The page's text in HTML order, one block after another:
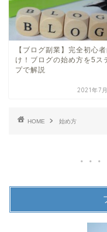
【ブログ副業】完全初心者
け！ブログの始め方を5ス
プで解説
2021年7
HOME 始め方